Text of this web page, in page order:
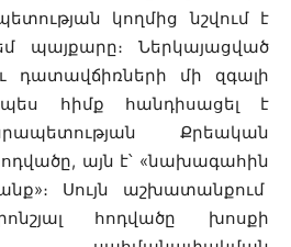
կողմից նշվում է
պայքարը։ Ներկայացված
դատավճիռների մի զգալի
հիմք հանդիսացել է
Քրեական
այն է՝ «նախագահին
Սույն աշխատանքում
հոդվածը խոսքի